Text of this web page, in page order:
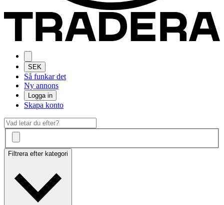
SEK
Så funkar det
Ny annons
Logga in
Skapa konto
Filtrera efter kategori